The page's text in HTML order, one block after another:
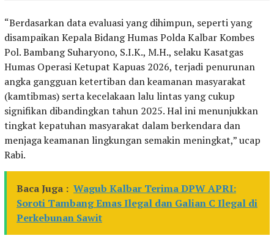
“Berdasarkan data evaluasi yang dihimpun, seperti yang
disampaikan Kepala Bidang Humas Polda Kalbar Kombes
Pol. Bambang Suharyono, S.I.K., M.H., selaku Kasatgas
Humas Operasi Ketupat Kapuas 2026, terjadi penurunan
angka gangguan ketertiban dan keamanan masyarakat
(kamtibmas) serta kecelakaan lalu lintas yang cukup
signifikan dibandingkan tahun 2025. Hal ini menunjukkan
tingkat kepatuhan masyarakat dalam berkendara dan
menjaga keamanan lingkungan semakin meningkat,” ucap
Rabi.
Baca Juga : Wagub Kalbar Terima DPW APRI:
Soroti Tambang Emas Ilegal dan Galian C Ilegal di
Perkebunan Sawit